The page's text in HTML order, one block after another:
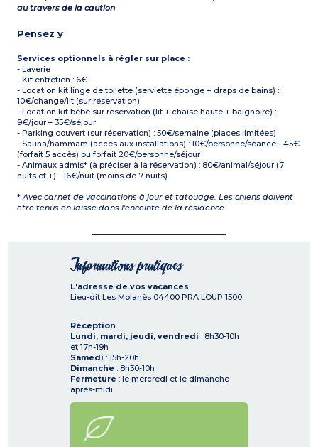
au travers de la caution.
Pensez y
Services optionnels à régler sur place :
- Laverie
- Kit entretien : 6€
- Location kit linge de toilette (serviette éponge + draps de bains) :
10€/change/lit (sur réservation)
- Location kit bébé sur réservation (lit + chaise haute + baignoire) :
9€/jour – 35€/séjour
- Parking couvert (sur réservation) : 50€/semaine (places limitées)
- Sauna/hammam (accès aux installations) : 10€/personne/séance - 45€
(forfait 5 accès) ou forfait 20€/personne/séjour
- Animaux admis* (à préciser à la réservation) : 80€/animal/séjour (7
nuits et +) - 16€/nuit (moins de 7 nuits)
*Avec carnet de vaccinations à jour et tatouage. Les chiens doivent
être tenus en laisse dans l'enceinte de la résidence
Informations pratiques
L'adresse de vos vacances
Lieu-dit Les Molanès 04400 PRA LOUP 1500
Réception
Lundi, mardi, jeudi, vendredi : 8h30-10h
et 17h-19h
Samedi : 15h-20h
Dimanche : 8h30-10h
Fermeture : le mercredi et le dimanche
après-midi